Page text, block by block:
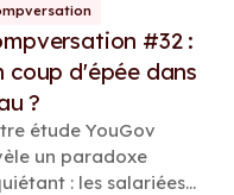
employeurs une
vision concrète
changements à venir.
ce qui va
et comment vous
#32 :
coup d'épée dans
?
étude YouGov
un paradoxe
: les salariées